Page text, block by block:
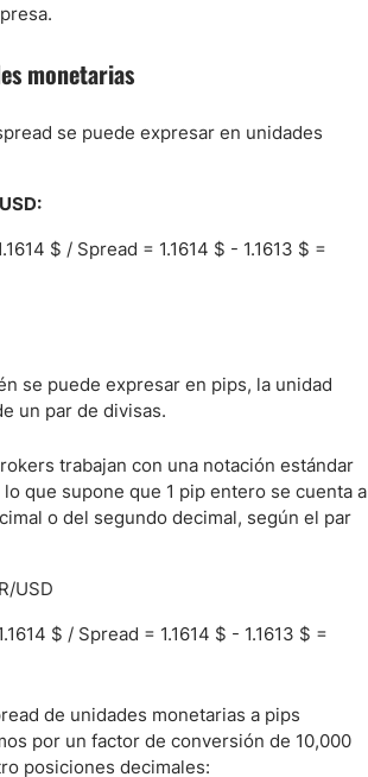
monetarias
se puede expresar en unidades
$ / Spread = 1.1614 $ - 1.1613 $ =
se puede expresar en pips, la unidad
un par de divisas.
trabajan con una notación estándar
que supone que 1 pip entero se cuenta a
o del segundo decimal, según el par
USD
$ / Spread = 1.1614 $ - 1.1613 $ =
de unidades monetarias a pips
por un factor de conversión de 10,000
posiciones decimales: